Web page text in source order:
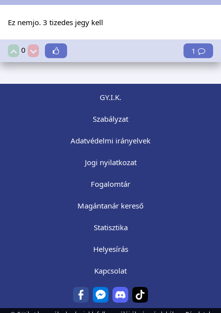
Ez nemjo. 3 tizedes jegy kell
0 1
GY.I.K.
Szabályzat
Adatvédelmi irányelvek
Jogi nyilatkozat
Fogalomtár
Magántanár kereső
Statisztika
Helyesírás
Kapcsolat